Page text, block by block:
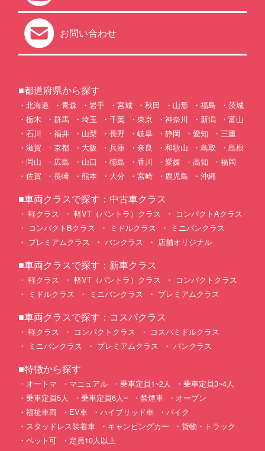
お問い合わせ
■都道府県から探す
北海道 青森 岩手 宮城 秋田 山形 福島
茨城
栃木
群馬 埼玉 千葉 東京 神奈川 新潟
富山
石川
福井 山梨 長野 岐阜 静岡 愛知
三重
滋賀
京都 大阪 兵庫 奈良 和歌山 鳥取
島根
岡山
広島 山口 徳島 香川 愛媛 高知
福岡
佐賀
長崎 熊本 大分 宮崎 鹿児島 沖縄
■車両クラスで探す：中古車クラス
軽クラス 軽VT（バントラ）クラス
コンパクトAクラス
コンパクトBクラス
ミドルクラス
ミニバンクラス
プレミアムクラス
バンクラス 店舗オリジナル
■車両クラスで探す：新車クラス
軽クラス 軽VT（バントラ）クラス
コンパクトクラス
ミドルクラス
ミニバンクラス プレミアムクラス
■車両クラスで探す：コスパクラス
軽クラス コンパクトクラス
コスパミドルクラス
ミニバンクラス
プレミアムクラス バンクラス
■特徴から探す
オートマ マニュアル 乗車定員1~2人
乗車定員3~4人
乗車定員5人
乗車定員6人~ 禁煙車
オープン
福祉車両
EV車 ハイブリッド車
バイク
スタッドレス装着車
キャンピングカー
貨物・トラック
ペット可
定員10人以上